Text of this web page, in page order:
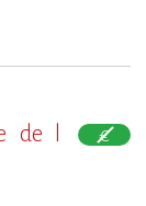
de l​